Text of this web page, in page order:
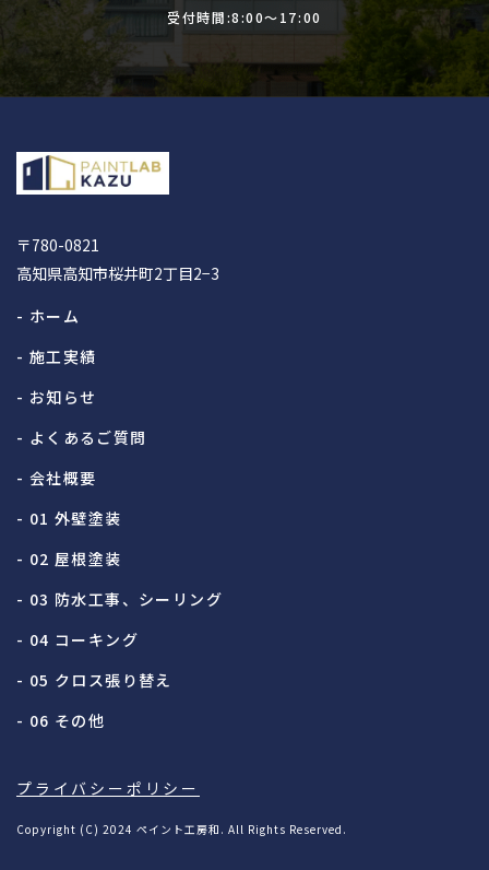
受付時間:8:00〜17:00
〒780-0821
高知県高知市桜井町2丁目2−3
- ホーム
- 施工実績
- お知らせ
- よくあるご質問
- 会社概要
- 01 外壁塗装
- 02 屋根塗装
- 03 防水工事、シーリング
- 04 コーキング
- 05 クロス張り替え
- 06 その他
プライバシーポリシー
Copyright (C) 2024 ペイント工房和. All Rights Reserved.